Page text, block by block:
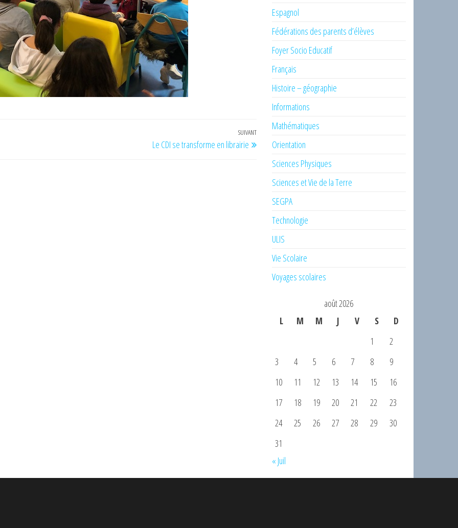
Article
suivant
SUIVANT
Le CDI se transforme en librairie
Espagnol
Fédérations des parents d’élèves
Foyer Socio Educatif
Français
Histoire – géographie
Informations
Mathématiques
Orientation
Sciences Physiques
Sciences et Vie de la Terre
SEGPA
Technologie
ULIS
Vie Scolaire
Voyages scolaires
août 2026
L
M M J V S
D
1
2
3
4 5 6 7 8
9
10
11 12 13 14 15
16
17
18 19 20 21 22
23
24
25 26 27 28 29
30
31
« Juil